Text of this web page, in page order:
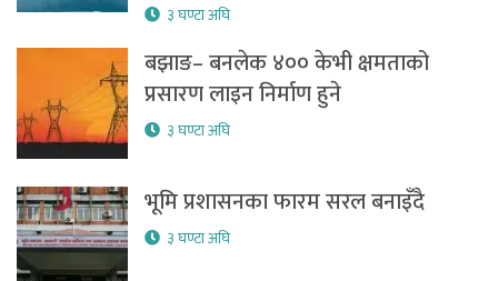
३ घण्टा अघि
बझाङ– बनलेक ४०० केभी क्षमताको
प्रसारण लाइन निर्माण हुने
३ घण्टा अघि
भूमि प्रशासनका फारम सरल बनाइँदै
३ घण्टा अघि